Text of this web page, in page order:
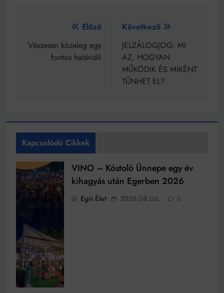
Bejegyzés
navigáció
Előző
Vészesen közeleg egy
fontos határidő
Következő
JELZÁLOGJOG: MI
AZ, HOGYAN
MŰKÖDIK ÉS MIKÉNT
TŰNHET EL?
Kapcsolódó Cikkek
VINO – Kóstoló Ünnepe egy év
kihagyás után Egerben 2026
Egri Élet 2026.08.06. 0